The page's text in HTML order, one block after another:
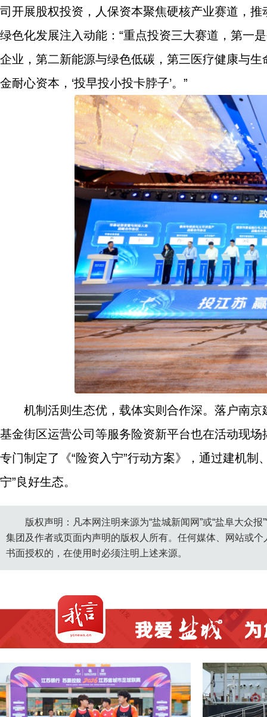
司开展股权投资，人保资本聚焦硬核产业赛道，
绿色化发展注入动能：“重点投资三大赛道，第一
企业，第二新能源与绿色低碳，第三医疗健康与
金耐心资本，‘投早投小投卡脖子’。”
机制活则生态优，载体实则合作深。落户南
基金街区运营公司等服务险资新平台也在活动现
专门制定了《“险资入宁”行动方案》，通过建机
宁”良好生态。
版权声明：凡本网注明来源为“盐城新闻网”或“盐阜大众
集团及作者或页面内声明的版权人所有。任何媒体、网站或
书面授权的，在使用时必须注明上述来源。